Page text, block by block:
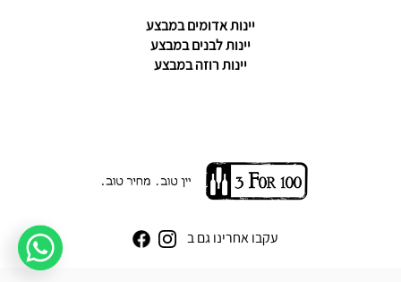
יינות אדומים במבצע
יינות לבנים במבצע
יינות רוזה במבצע
עקבו אחרינו גם ב